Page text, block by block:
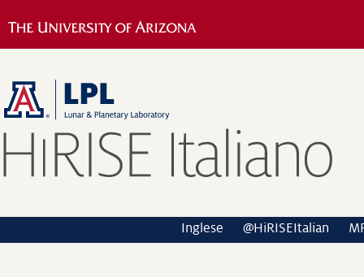
Inglese @HiRISEItalian